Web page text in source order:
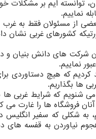
ایم بر مشكلات
نماییم.
از مسئولان فقط به
كشورهای غربی نشان
شركت های دانش بنیان و
نماییم.
كردیم كه هیچ دستاوردی
ها بگذاریم.
كه شرایط غربی ها
فروشگاه ها را غارت می
به شكلی كه سفیر انگلیس
نیاوردن به قفسه های